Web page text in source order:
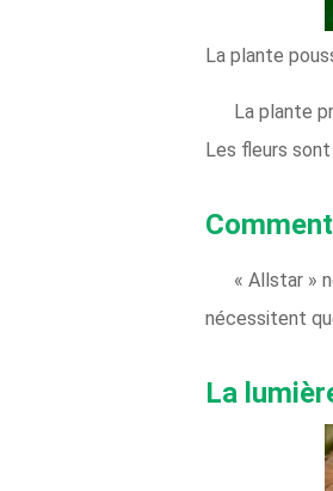
La plante
La plante
Les fleurs
« Allstar »
nécessitent
La